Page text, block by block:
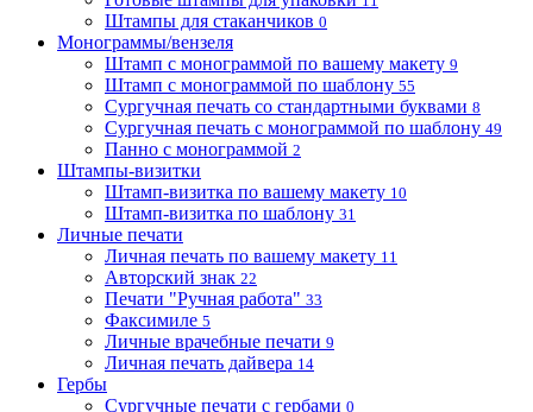
Штампы для стаканчиков 0
Монограммы/вензеля
Штамп с монограммой по вашему макету 9
Штамп с монограммой по шаблону 55
Сургучная печать со стандартными буквами 8
Сургучная печать с монограммой по шаблону 49
Панно с монограммой 2
Штампы-визитки
Штамп-визитка по вашему макету 10
Штамп-визитка по шаблону 31
Личные печати
Личная печать по вашему макету 11
Авторский знак 22
Печати "Ручная работа" 33
Факсимиле 5
Личные врачебные печати 9
Личная печать дайвера 14
Гербы
Сургучные печати с гербами 0